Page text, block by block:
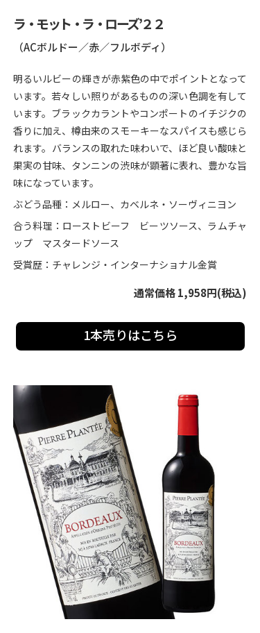
ラ・モット・ラ・ローズ’２２
（ACボルドー／赤／フルボディ）
明るいルビーの輝きが赤紫色の中でポイントとなって
います。若々しい照りがあるものの深い色調を有して
います。ブラックカラントやコンポートのイチジクの
香りに加え、樽由来のスモーキーなスパイスも感じら
れます。バランスの取れた味わいで、ほど良い酸味と
果実の甘味、タンニンの渋味が顕著に表れ、豊かな旨
味になっています。
ぶどう品種：メルロー、カベルネ・ソーヴィニヨン
合う料理：ローストビーフ ビーツソース、ラムチャ
ップ マスタードソース
受賞歴：チャレンジ・インターナショナル金賞
通常価格 1,958円(税込)
1本売りはこちら